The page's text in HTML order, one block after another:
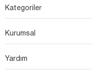
Kategoriler
Kurumsal
Yardım